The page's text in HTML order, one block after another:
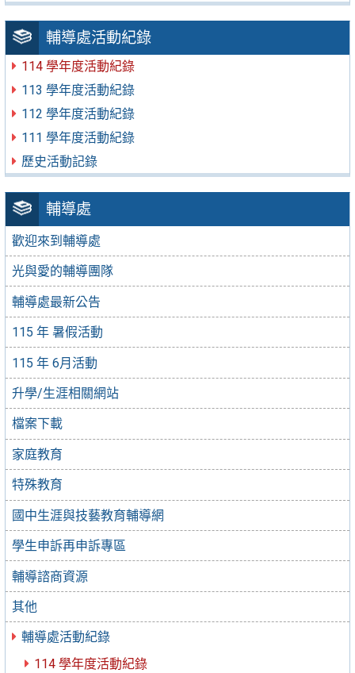
輔導處活動紀錄
114 學年度活動紀錄
113 學年度活動紀錄
112 學年度活動紀錄
111 學年度活動紀錄
歷史活動記錄
輔導處
歡迎來到輔導處
光與愛的輔導團隊
輔導處最新公告
115 年 暑假活動
115 年 6月活動
升學/生涯相關網站
檔案下載
家庭教育
特殊教育
國中生涯與技藝教育輔導網
學生申訴再申訴專區
輔導諮商資源
其他
輔導處活動紀錄
114 學年度活動紀錄